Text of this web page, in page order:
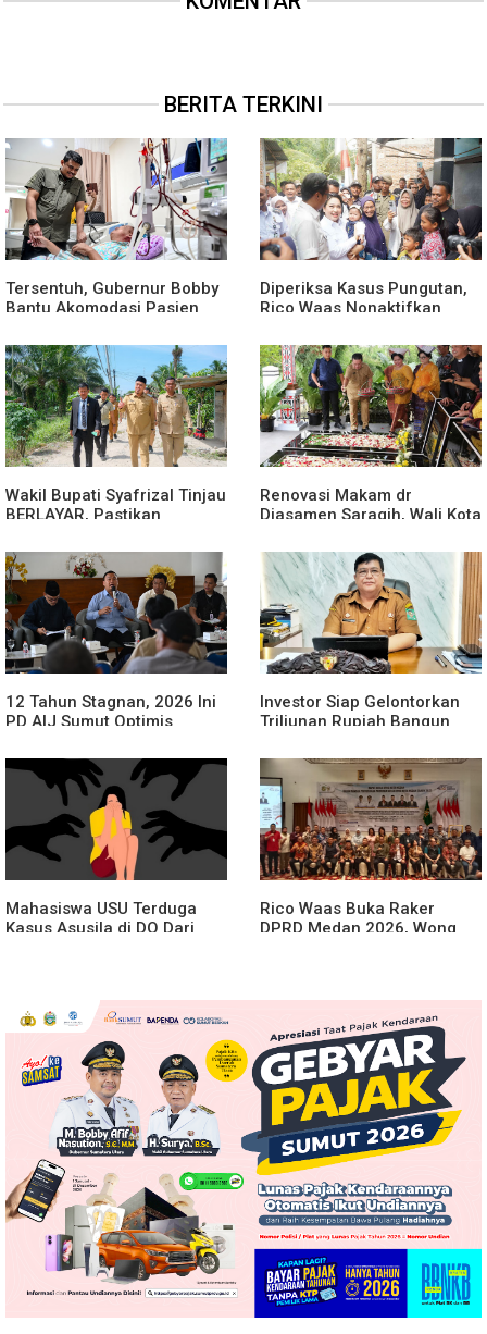
BERITA TERKINI
Tersentuh, Gubernur Bobby
Bantu Akomodasi Pasien
di RSUD Thomsen
Diperiksa Kasus Pungutan,
Rico Waas Nonaktifkan
Masyarakat
Wakil Bupati Syafrizal Tinjau
BERLAYAR, Pastikan
Sampai Desa
Renovasi Makam dr
Djasamen Saragih, Wali Kota
Nilai Perjuangan Tokoh
Bangsa
12 Tahun Stagnan, 2026 Ini
PD AIJ Sumut Optimis
Sumut
Investor Siap Gelontorkan
Triliunan Rupiah Bangun
Toba, BPHTB Lahan 60 Ha
Digratiskan
Mahasiswa USU Terduga
Kasus Asusila di DO Dari
Rico Waas Buka Raker
DPRD Medan 2026, Wong